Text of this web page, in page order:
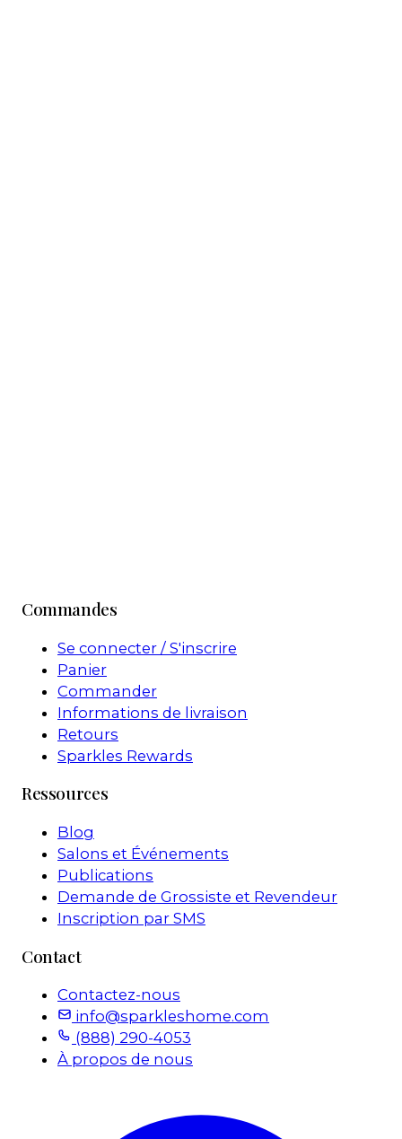
Commandes
Se connecter / S'inscrire
Panier
Commander
Informations de livraison
Retours
Sparkles Rewards
Ressources
Blog
Salons et Événements
Publications
Demande de Grossiste et Revendeur
Inscription par SMS
Contact
Contactez-nous
info@sparkleshome.com
(888) 290-4053
À propos de nous